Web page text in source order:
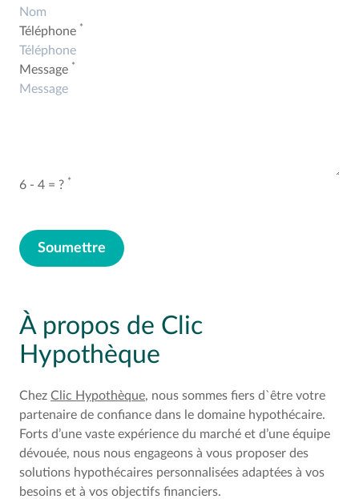
Téléphone *
Message *
6 - 4 = ? *
Soumettre
À propos de Clic
Hypothèque
Chez Clic Hypothèque, nous sommes fiers d`être votre
partenaire de confiance dans le domaine hypothécaire.
Forts d’une vaste expérience du marché et d’une équipe
dévouée, nous nous engageons à vous proposer des
solutions hypothécaires personnalisées adaptées à vos
besoins et à vos objectifs financiers.